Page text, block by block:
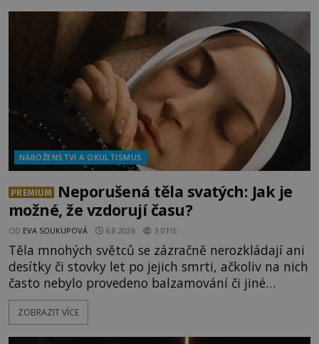
zvané Cydonie totiž zachytí podivný útvar
připomínající lidskou tvář. NASA (Národní úřad
NÁBOŽENSTVÍ A OKULTISMUS
PREMIUM
Neporušená těla svatých: Jak je
možné, že vzdorují času?
OD EVA SOUKUPOVÁ 6.8.2026 3.0TIS
Těla mnohých světců se zázračně nerozkládají ani
desítky či stovky let po jejich smrti, ačkoliv na nich
často nebylo provedeno balzamování či jiné
pokusy o konzervaci. Neporušené ostatky bývají
považovány za důkaz svatosti zemřelých. Jaké
ZOBRAZIT VÍCE